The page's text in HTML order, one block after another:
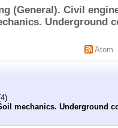
(General). Civil
Underground
Atom
mechanics. Underground